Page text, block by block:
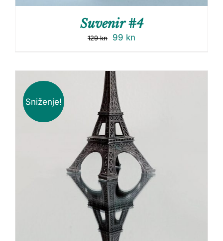
Suvenir #4
129kn 99 kn
Sniženje!